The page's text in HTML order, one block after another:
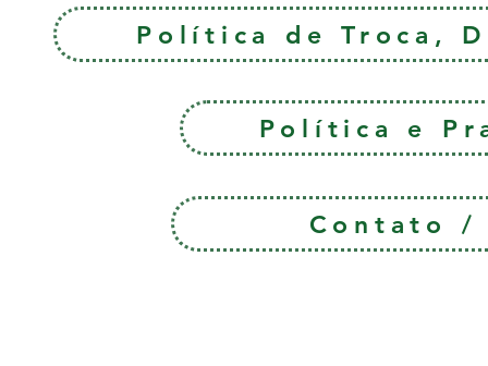
Política de Troca,
Política e
Contato /